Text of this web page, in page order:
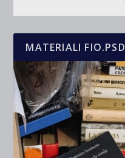
MATERIALI FIO.PSD